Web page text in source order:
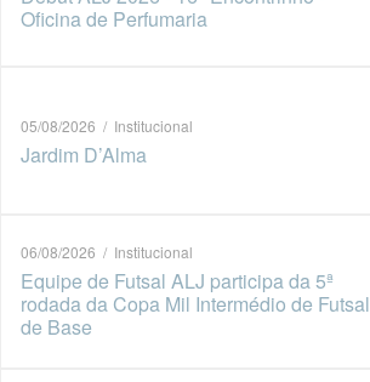
Oficina de Perfumaria
05/08/2026 / Institucional
Jardim D’Alma
06/08/2026 / Institucional
Equipe de Futsal ALJ participa da 5ª
rodada da Copa Mil Intermédio de Futsal
de Base